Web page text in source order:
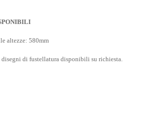
altezze: 580mm
disegni di fustellatura disponibili su richiesta.